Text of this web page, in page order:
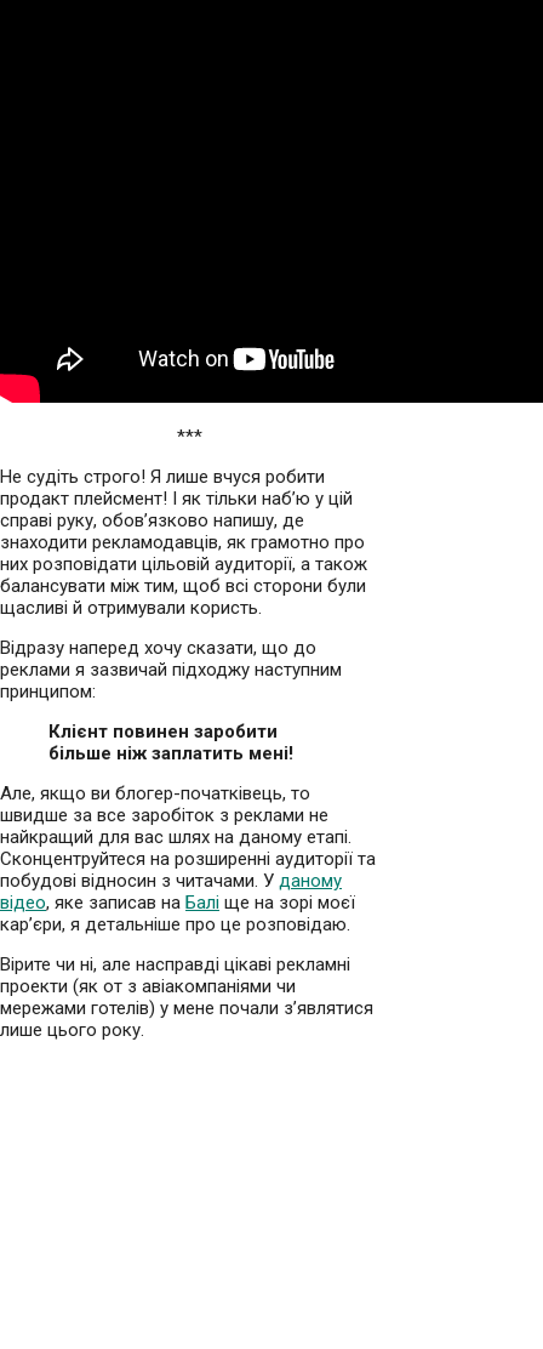
***
Не судіть строго! Я лише вчуся робити
продакт плейсмент! І як тільки наб’ю у цій
справі руку, обов’язково напишу, де
знаходити рекламодавців, як грамотно про
них розповідати цільовій аудиторії, а також
балансувати між тим, щоб всі сторони були
щасливі й отримували користь.
Відразу наперед хочу сказати, що до
реклами я зазвичай підходжу наступним
принципом:
Клієнт повинен заробити
більше ніж заплатить мені!
Але, якщо ви блогер-початківець, то
швидше за все заробіток з реклами не
найкращий для вас шлях на даному етапі.
Сконцентруйтеся на розширенні аудиторії та
побудові відносин з читачами. У даному
відео, яке записав на Балі ще на зорі моєї
кар’єри, я детальніше про це розповідаю.
Вірите чи ні, але насправді цікаві рекламні
проекти (як от з авіакомпаніями чи
мережами готелів) у мене почали з’являтися
лише цього року.